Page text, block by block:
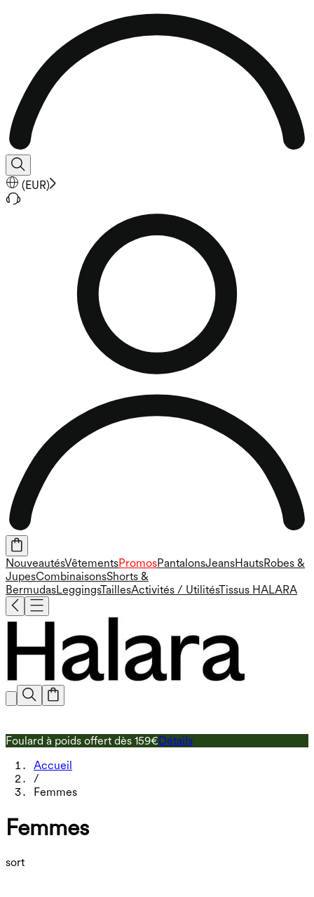
(EUR)
NouveautésVêtementsPromosPantalonsJeansHautsRobes &
JupesCombinaisonsShorts &
BermudasLeggingsTaillesActivités / UtilitésTissus HALARA
Foulard à poids offert dès 159€Détails
Accueil
/
Femmes
Femmes
sort